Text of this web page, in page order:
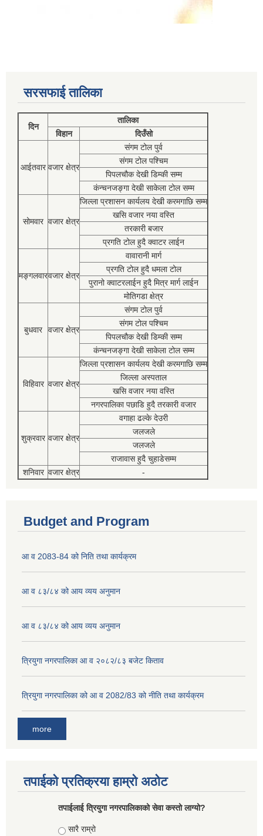
सरसफाई तालिका
दिन
तालिका
विहान
दिउँसो
आईतवार वजार क्षेत्र
संगम टोल पुर्व
संगम टोल पश्चिम
पिपलचौक देखी डिम्की सम्म
कंन्चनजङ्गा देखी साकेला टोल सम्म
सोमवार वजार क्षेत्र
जिल्ला प्रशासन कार्यलय देखी करमगाछि सम्म
खसि वजार नया वस्ति
तरकारी बजार
प्रगति टोल हुदै क्वाटर लाईन
मङ्गलवारवजार क्षेत्र
वावारानी मार्ग
प्रगति टोल हुदै धमला टोल
पुरानो क्वाटरलाईन हुदै मित्र मार्ग लाईन
मोतिगडा क्षेत्र
बुधवार वजार क्षेत्र
संगम टोल पुर्व
संगम टोल पश्चिम
पिपलचौक देखी डिम्की सम्म
कंन्चनजङ्गा देखी साकेला टोल सम्म
विहिवार वजार क्षेत्र
जिल्ला प्रशासन कार्यलय देखी करमगाछि सम्म
जिल्ला अस्पताल
खसि वजार नया वस्ति
नगरपालिका पछाडि हुदै तरकारी वजार
शुक्रवार वजार क्षेत्र
वगाहा ढल्के देउरी
जलजले
जलजले
राजावास हुदै चुहाडेसम्म
शनिवार वजार क्षेत्र -
Budget and Program
आ व 2083-84 को निति तथा कार्यक्रम
आ व ८३/८४ को आय व्यय अनुमान
आ व ८३/८४ को आय व्यय अनुमान
त्रियुगा नगरपालिका आ व २०८२/८३ बजेट किताव
त्रियुगा नगरपालिका को आ व 2082/83 को नीति तथा कार्यक्रम
more
तपाईको प्रतिक्रया हाम्रो अठोट
तपाईलाई त्रियुगा नगरपालिकाको सेवा कस्तो लाग्यो?
Choices
सारै राम्रो